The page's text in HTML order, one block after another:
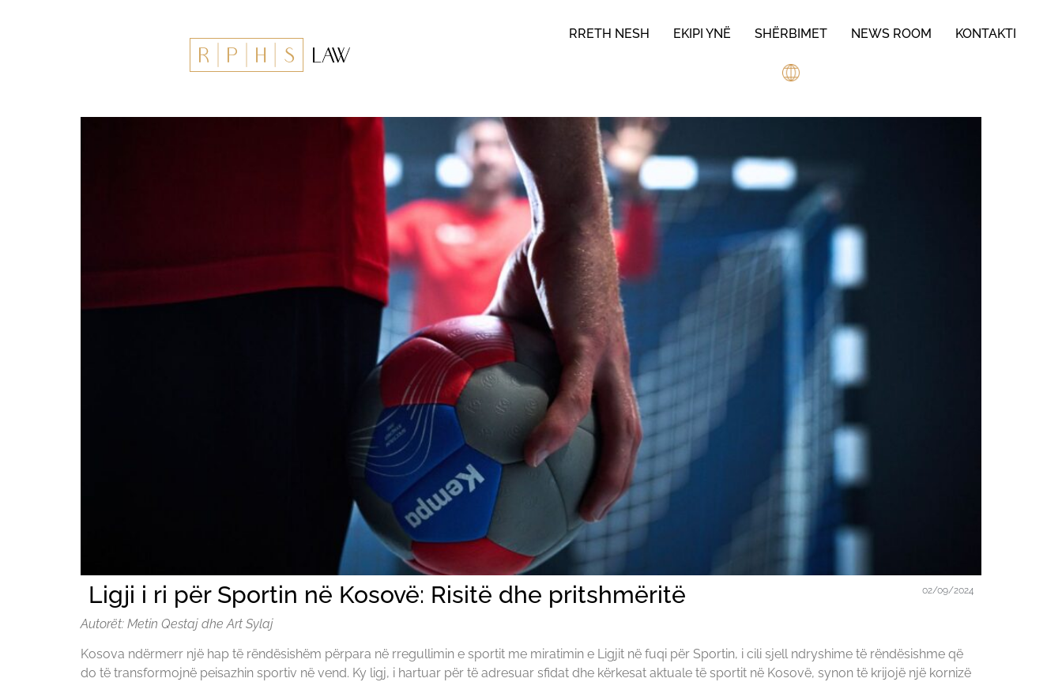
RRETH NESH EKIPI YNË SHËRBIMET NEWS ROOM KONTAKTI
Ligji i ri për Sportin në Kosovë: Risitë dhe pritshmëritë 02/09/2024
Autorët: Metin Qestaj dhe Art Sylaj
Kosova ndërmerr një hap të rëndësishëm përpara në rregullimin e sportit me miratimin e Ligjit në fuqi për Sportin, i cili sjell ndryshime të rëndësishme që
do të transformojnë peisazhin sportiv në vend. Ky ligj, i hartuar për të adresuar sfidat dhe kërkesat aktuale të sportit në Kosovë, synon të krijojë një kornizë